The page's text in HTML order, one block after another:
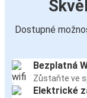
Dostupné
Bezplatná
Zůstaňte ve
Elektrické